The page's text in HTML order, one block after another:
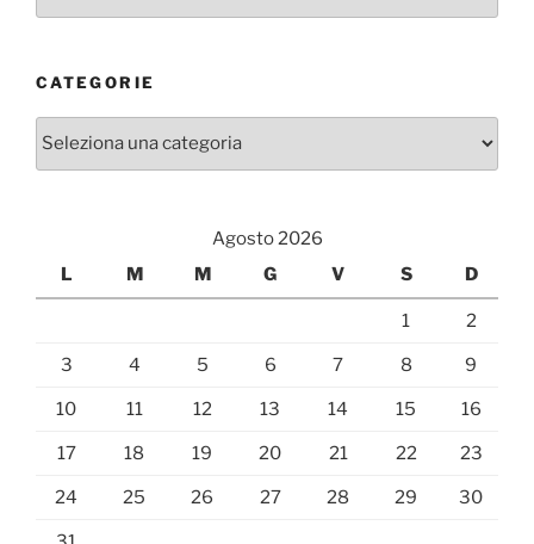
CATEGORIE
Categorie
Agosto 2026
L
M M G V S D
1 2
3 4 5 6 7 8 9
10 11 12 13 14 15 16
17 18 19 20 21 22 23
24 25 26 27 28 29 30